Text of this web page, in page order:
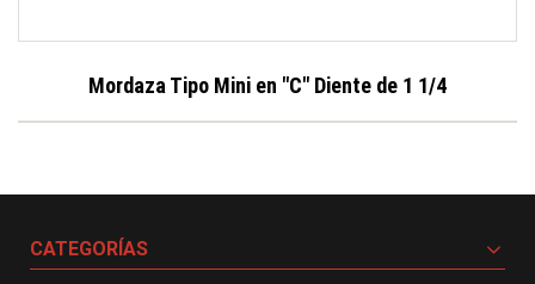
Mordaza Tipo Mini en "C" Diente de 1 1/4
CATEGORÍAS